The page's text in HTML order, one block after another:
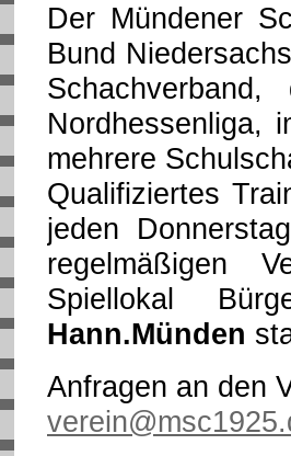
Der Mündener
Bund
Nordhessenliga,
mehrere
Qualifiziertes
jeden
regelmäßigen
Spiellokal
Hann.Münden
Anfragen an den